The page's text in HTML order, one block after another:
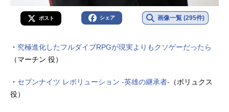
ポスト シェア 画像一覧 (295件)
・ 究極進化したフルダイブRPGが現実よりもクソゲーだったら
（マーチン 役）
・ セブンナイツ レボリューション -英雄の継承者- （ボリュクス
役）